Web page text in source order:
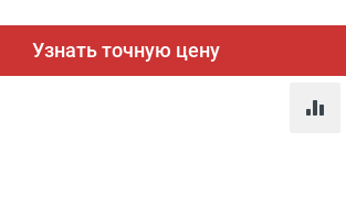
Узнать точную цену